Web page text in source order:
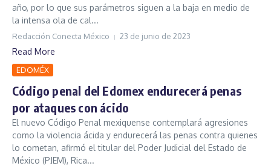
año, por lo que sus parámetros siguen a la baja en medio de
la intensa ola de cal...
Redacción Conecta México 23 de junio de 2023
Read More
EDOMÉX
Código penal del Edomex endurecerá penas
por ataques con ácido
El nuevo Código Penal mexiquense contemplará agresiones
como la violencia ácida y endurecerá las penas contra quienes
lo cometan, afirmó el titular del Poder Judicial del Estado de
México (PJEM), Rica...